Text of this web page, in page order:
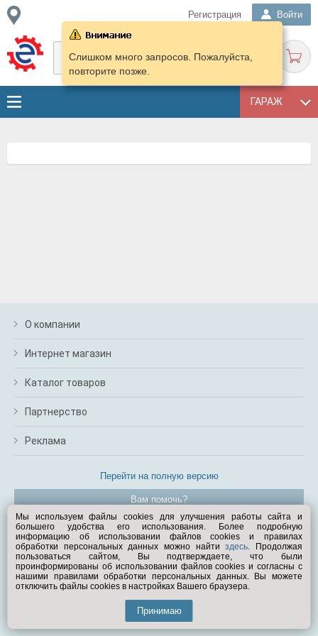
Регистрация Войти
ГАРАЖ
Слишком много запросов. Пожалуйста,
повторите позже.
О компании
Интернет магазин
Каталог товаров
Партнерство
Реклама
Перейти на полную версию
Вам помочь?
© Exist.ru 1998—2026
Мы используем файлы cookies для улучшения работы сайта и
большего удобства его использования. Более подробную
информацию об использовании файлов cookies и правилах
обработки персональных данных можно найтиздесь. Продолжая
пользоваться сайтом, Вы подтверждаете, что были
проинформированы об использовании файлов cookies и согласны с
нашими правилами обработки персональных данных. Вы можете
отключить файлы cookies в настройках Вашего браузера.
Принимаю